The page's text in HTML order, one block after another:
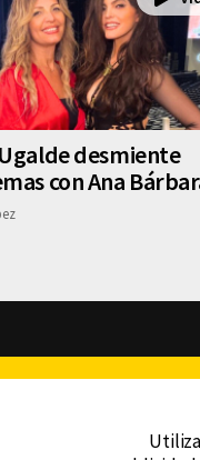
desmiente
con Ana